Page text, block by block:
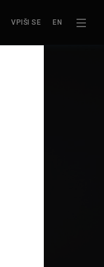
VPIŠI SE EN